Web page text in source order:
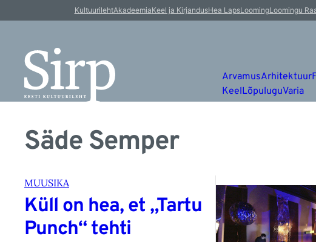
KultuurilehtAkadeemiaKeel ja KirjandusHea LapsLoomingLoomingu
ArvamusArhitektuur
KeelLõpuluguVaria
Säde Semper
MUUSIKA
Küll on hea, et „Tartu
Punch“ tehti